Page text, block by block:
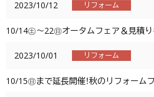
2023/10/12 リフォーム
10/14㊏～22㊐オータムフェア＆見積り
2023/10/01 リフォーム
10/15㊐まで延長開催！秋のリフォーム